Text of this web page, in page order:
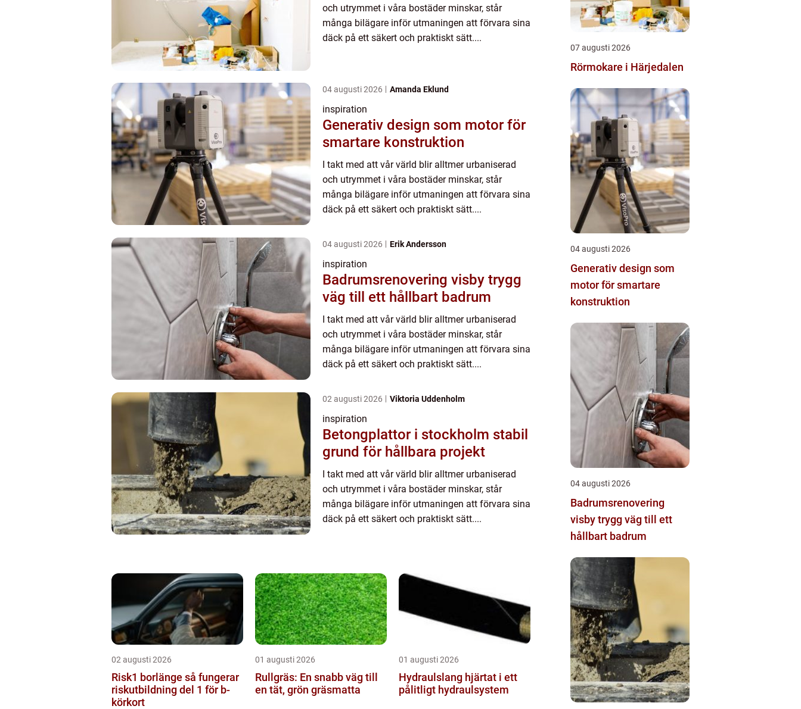
och utrymmet i våra bostäder minskar, står
många bilägare inför utmaningen att förvara sina
däck på ett säkert och praktiskt sätt....
04 augusti 2026 Amanda Eklund
inspiration
Generativ design som motor för
smartare konstruktion
I takt med att vår värld blir alltmer urbaniserad
och utrymmet i våra bostäder minskar, står
många bilägare inför utmaningen att förvara sina
däck på ett säkert och praktiskt sätt....
04 augusti 2026 Erik Andersson
inspiration
Badrumsrenovering visby trygg
väg till ett hållbart badrum
I takt med att vår värld blir alltmer urbaniserad
och utrymmet i våra bostäder minskar, står
många bilägare inför utmaningen att förvara sina
däck på ett säkert och praktiskt sätt....
02 augusti 2026 Viktoria Uddenholm
inspiration
Betongplattor i stockholm stabil
grund för hållbara projekt
I takt med att vår värld blir alltmer urbaniserad
och utrymmet i våra bostäder minskar, står
många bilägare inför utmaningen att förvara sina
däck på ett säkert och praktiskt sätt....
02 augusti 2026
Risk1 borlänge så fungerar
riskutbildning del 1 för b-
körkort
01 augusti 2026
Rullgräs: En snabb väg till
en tät, grön gräsmatta
01 augusti 2026
Hydraulslang hjärtat i ett
pålitligt hydraulsystem
07 augusti 2026
Rörmokare i Härjedalen
04 augusti 2026
Generativ design som
motor för smartare
konstruktion
04 augusti 2026
Badrumsrenovering
visby trygg väg till ett
hållbart badrum